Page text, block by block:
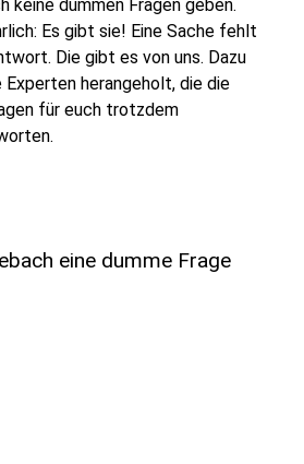
keine dummen Fragen geben.
Es gibt sie! Eine Sache fehlt
Die gibt es von uns. Dazu
Experten herangeholt, die die
für euch trotzdem
eine dumme Frage